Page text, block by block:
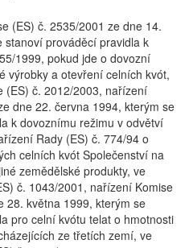
(ES) č. 2535/2001 ze dne 14.
stanoví prováděcí pravidla k
1999, pokud jde o dovozní
výrobky a otevření celních kvót,
(ES) č. 2012/2003, nařízení
dne 22. června 1994, kterým se
k dovoznímu režimu v odvětví
Rady (ES) č. 774/94 o
celních kvót Společenství na
zemědělské produkty, ve
č. 1043/2001, nařízení Komise
28. května 1999, kterým se
pro celní kvótu telat o hmotnosti
ze třetích zemí, ve